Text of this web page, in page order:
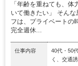
「年齢を重ねても、
いて働きたい」 そん
フは、プライベートの
完全週休...
仕事内容
40代・50
く、交通